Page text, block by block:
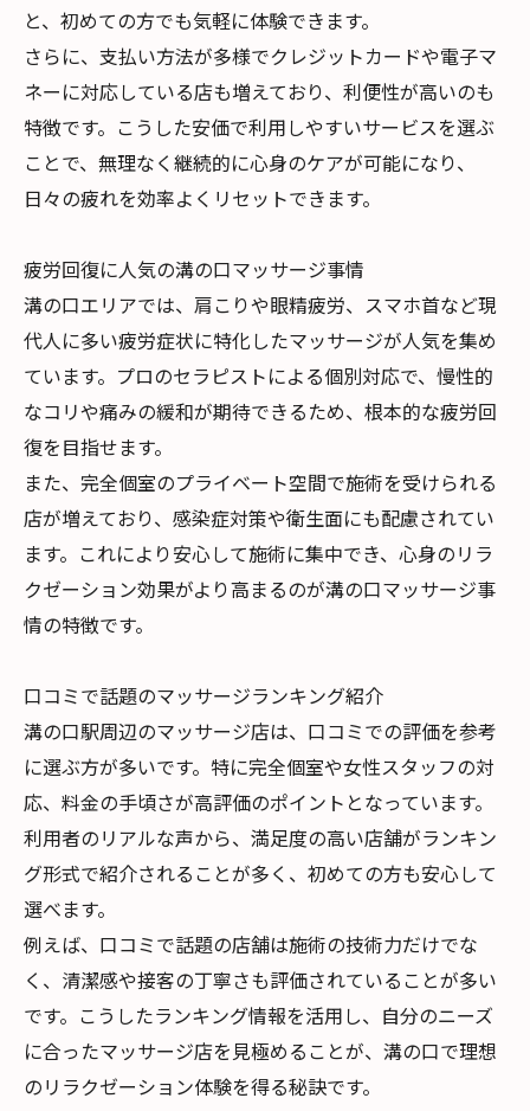
と、初めての方でも気軽に体験できます。
さらに、支払い方法が多様でクレジットカードや電子マ
ネーに対応している店も増えており、利便性が高いのも
特徴です。こうした安価で利用しやすいサービスを選ぶ
ことで、無理なく継続的に心身のケアが可能になり、
日々の疲れを効率よくリセットできます。
疲労回復に人気の溝の口マッサージ事情
溝の口エリアでは、肩こりや眼精疲労、スマホ首など現
代人に多い疲労症状に特化したマッサージが人気を集め
ています。プロのセラピストによる個別対応で、慢性的
なコリや痛みの緩和が期待できるため、根本的な疲労回
復を目指せます。
また、完全個室のプライベート空間で施術を受けられる
店が増えており、感染症対策や衛生面にも配慮されてい
ます。これにより安心して施術に集中でき、心身のリラ
クゼーション効果がより高まるのが溝の口マッサージ事
情の特徴です。
口コミで話題のマッサージランキング紹介
溝の口駅周辺のマッサージ店は、口コミでの評価を参考
に選ぶ方が多いです。特に完全個室や女性スタッフの対
応、料金の手頃さが高評価のポイントとなっています。
利用者のリアルな声から、満足度の高い店舗がランキン
グ形式で紹介されることが多く、初めての方も安心して
選べます。
例えば、口コミで話題の店舗は施術の技術力だけでな
く、清潔感や接客の丁寧さも評価されていることが多い
です。こうしたランキング情報を活用し、自分のニーズ
に合ったマッサージ店を見極めることが、溝の口で理想
のリラクゼーション体験を得る秘訣です。